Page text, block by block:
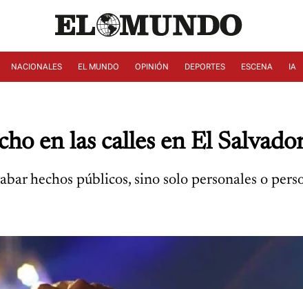
NACIONALES EL MUNDO OPINIÓN DEPORTES ESCENA IA
en las calles en El
hechos públicos, sino solo personales o